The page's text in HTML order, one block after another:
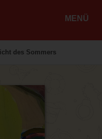
MENÜ
des Sommers